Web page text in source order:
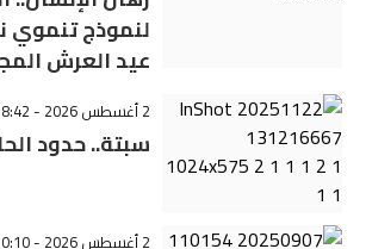
لنموذج تنموي
عيد العرش
2 أغسطس 2026 - 18:42
سبتة.. حدود
2 أغسطس 2026 - 0:10